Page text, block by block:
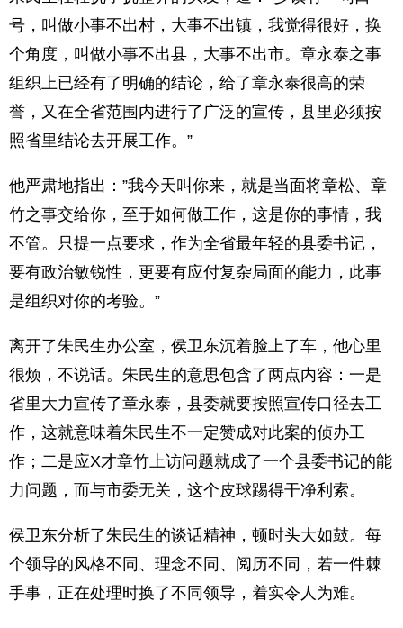
号，叫做小事不出村，大事不出镇，我觉得很好，换
个角度，叫做小事不出县，大事不出市。章永泰之事
组织上已经有了明确的结论，给了章永泰很高的荣
誉，又在全省范围内进行了广泛的宣传，县里必须按
照省里结论去开展工作。”
他严肃地指出：”我今天叫你来，就是当面将章松、章
竹之事交给你，至于如何做工作，这是你的事情，我
不管。只提一点要求，作为全省最年轻的县委书记，
要有政治敏锐性，更要有应付复杂局面的能力，此事
是组织对你的考验。”
离开了朱民生办公室，侯卫东沉着脸上了车，他心里
很烦，不说话。朱民生的意思包含了两点内容：一是
省里大力宣传了章永泰，县委就要按照宣传口径去工
作，这就意味着朱民生不一定赞成对此案的侦办工
作；二是应X才章竹上访问题就成了一个县委书记的能
力问题，而与市委无关，这个皮球踢得干净利索。
侯卫东分析了朱民生的谈话精神，顿时头大如鼓。每
个领导的风格不同、理念不同、阅历不同，若一件棘
手事，正在处理时换了不同领导，着实令人为难。